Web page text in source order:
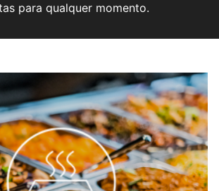
para qualquer momento.